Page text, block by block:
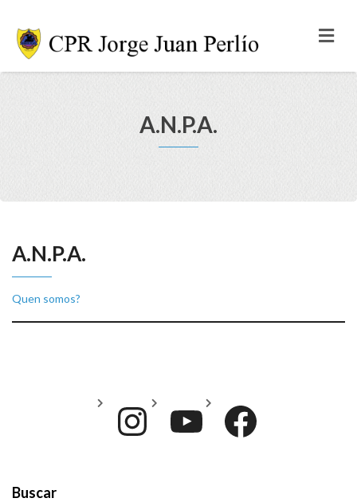
A.N.P.A.
A.N.P.A.
Quen somos?
Instagram
YouTube
Buscar